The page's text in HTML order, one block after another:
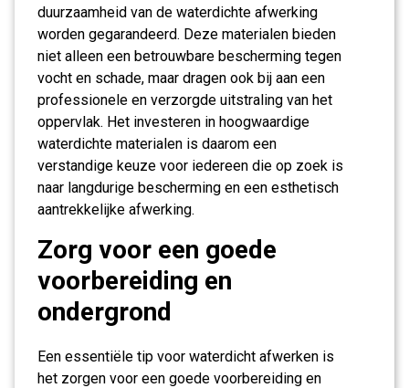
duurzaamheid van de waterdichte afwerking
worden gegarandeerd. Deze materialen bieden
niet alleen een betrouwbare bescherming tegen
vocht en schade, maar dragen ook bij aan een
professionele en verzorgde uitstraling van het
oppervlak. Het investeren in hoogwaardige
waterdichte materialen is daarom een
verstandige keuze voor iedereen die op zoek is
naar langdurige bescherming en een esthetisch
aantrekkelijke afwerking.
Zorg voor een goede
voorbereiding en
ondergrond
Een essentiële tip voor waterdicht afwerken is
het zorgen voor een goede voorbereiding en